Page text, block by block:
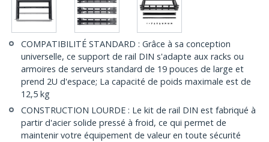
COMPATIBILITÉ STANDARD : Grâce à sa conception
universelle, ce support de rail DIN s'adapte aux racks ou
armoires de serveurs standard de 19 pouces de large et
prend 2U d'espace; La capacité de poids maximale est de
12,5 kg
CONSTRUCTION LOURDE : Le kit de rail DIN est fabriqué à
partir d'acier solide pressé à froid, ce qui permet de
maintenir votre équipement de valeur en toute sécurité